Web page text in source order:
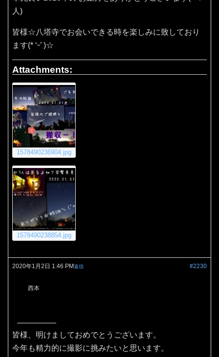
人)
皆様☆八塔寺でお会いできる時を楽しみに致しており
ます(* ‘ᵕ’ )☆
Attachments:
1578490236904.jpg
1578490238854.jpg
2020年1月2日 1:46 PM #2230
返信
西本
皆様、明けましておめでとうございます。
今年も精力的に撮影に挑みたいと思います。